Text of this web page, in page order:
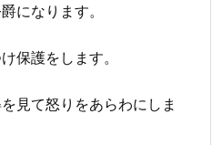
になります。
保護をします。
見て怒りをあらわにしま